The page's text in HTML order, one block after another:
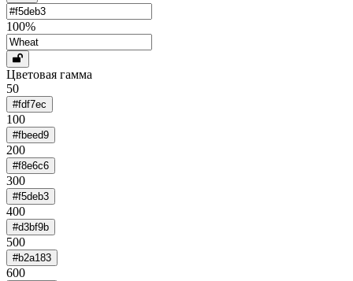
100%
Цветовая гамма
50
#fdf7ec
100
#fbeed9
200
#f8e6c6
300
#f5deb3
400
#d3bf9b
500
#b2a183
600